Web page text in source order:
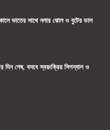
ভাতের সাথে নলার ঝোল ও বুটের ডাল
দিন শেষ, বসবে স্বয়ংক্রিয় সিগন্যাল ও